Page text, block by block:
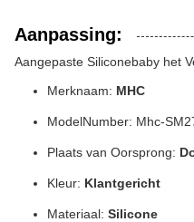
Aanpassing:
Aangepaste Siliconebaby het
Merknaam: MHC
ModelNumber: Mhc-
Plaats van Oorsprong:
Kleur: Klantgericht
Materiaal: Silicone